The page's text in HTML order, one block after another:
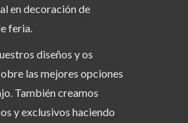
en decoración de
feria.
diseños y os
las mejores opciones
También creamos
y exclusivos haciendo